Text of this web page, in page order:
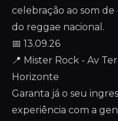
celebração ao som
do reggae nacional.
📅 13.09.26
📍 Mister Rock - Av
Horizonte
Garanta já o seu
experiência com a